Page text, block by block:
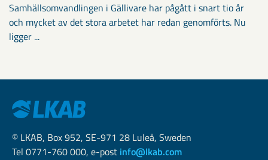
Samhällsomvandlingen i Gällivare har pågått i snart tio år
och mycket av det stora arbetet har redan genomförts. Nu
ligger ...
© LKAB, Box 952, SE-971 28 Luleå, Sweden
Tel 0771-760 000, e-post info@lkab.com